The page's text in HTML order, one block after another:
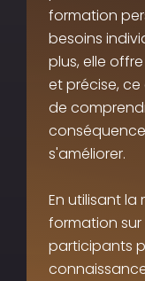
formation
besoins
plus, elle
et précise,
de
s'améliorer.
En utilisant la
formation sur
participants